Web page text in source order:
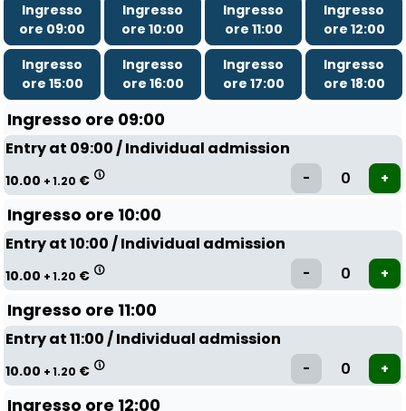
Ingresso
ore 09:00
Ingresso
ore 10:00
Ingresso
ore 11:00
Ingresso
ore 12:00
Ingresso
ore 15:00
Ingresso
ore 16:00
Ingresso
ore 17:00
Ingresso
ore 18:00
Ingresso ore 09:00
Entry at 09:00 / Individual admission
10.00 + 1.20 €
Ingresso ore 10:00
Entry at 10:00 / Individual admission
10.00 + 1.20 €
Ingresso ore 11:00
Entry at 11:00 / Individual admission
10.00 + 1.20 €
Ingresso ore 12:00